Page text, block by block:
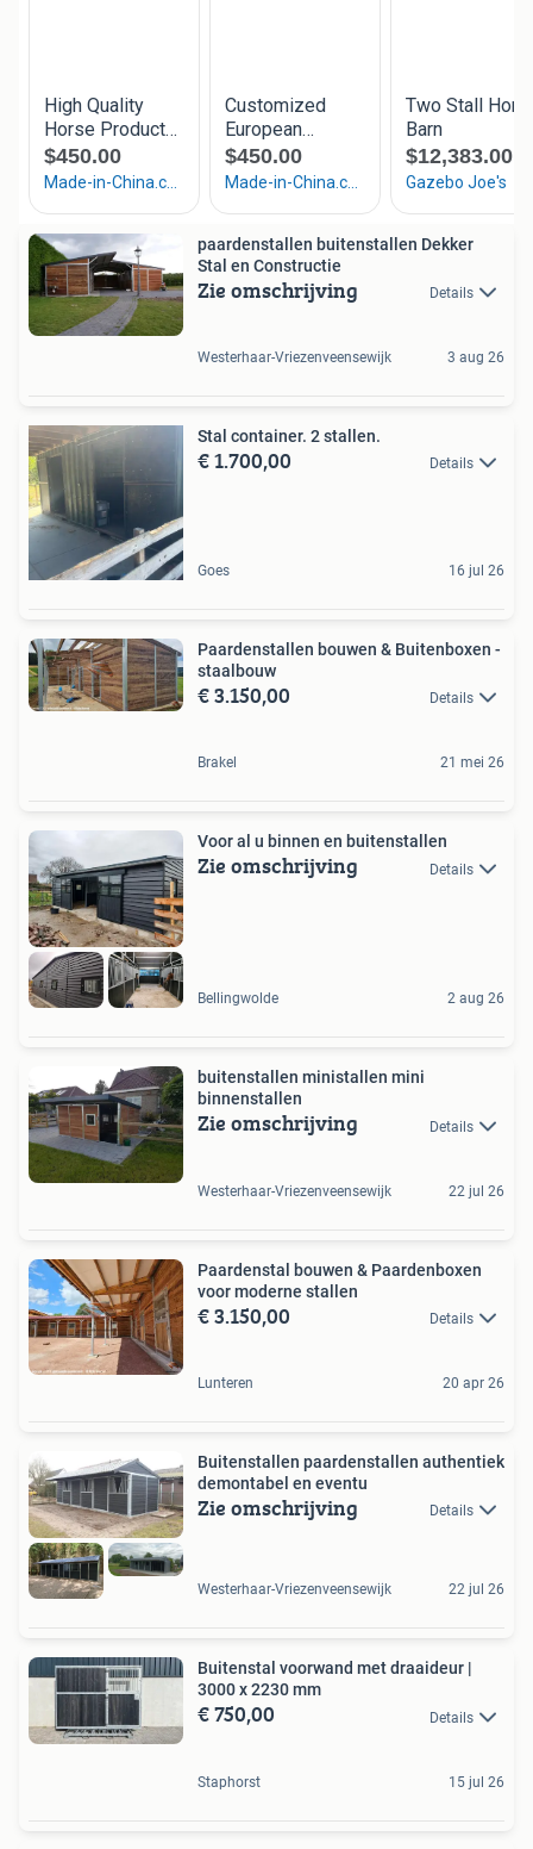
paardenstallen buitenstallen Dekker
Stal en Constructie
Zie omschrijving Details
Westerhaar-Vriezenveensewijk 3 aug 26
Stal container. 2 stallen.
€ 1.700,00 Details
Goes 16 jul 26
Paardenstallen bouwen & Buitenboxen -
staalbouw
€ 3.150,00 Details
Brakel 21 mei 26
Voor al u binnen en buitenstallen
Zie omschrijving Details
Bellingwolde 2 aug 26
buitenstallen ministallen mini
binnenstallen
Zie omschrijving Details
Westerhaar-Vriezenveensewijk 22 jul 26
Paardenstal bouwen & Paardenboxen
voor moderne stallen
€ 3.150,00 Details
Lunteren 20 apr 26
Buitenstallen paardenstallen authentiek
demontabel en eventu
Zie omschrijving Details
Westerhaar-Vriezenveensewijk 22 jul 26
Buitenstal voorwand met draaideur |
3000 x 2230 mm
€ 750,00 Details
Staphorst 15 jul 26